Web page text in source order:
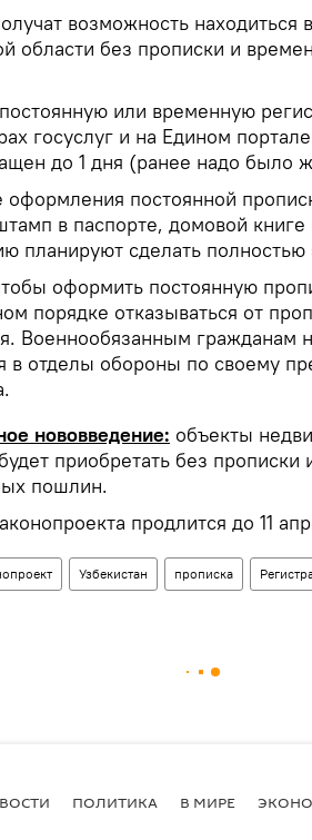
возможность находиться
области без прописки и
или временную
госуслуг и на Едином
до 1 дня (ранее надо было
оформления постоянной
в паспорте, домовой книге
планируют сделать полностью
оформить постоянную
порядке отказываться от
Военнообязанным гражданам
в отделы обороны по своему
нововведение: объекты
приобретать без прописки
пошлин.
продлится до 11
Узбекистан прописка
ПОЛИТИКА В МИРЕ